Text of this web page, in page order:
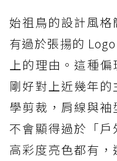
始祖鳥的設計風
有過於張揚的
上的理由。這種偏
剛好對上近幾年
學剪裁，肩線與
不會顯得過於「
高彩度亮色都有